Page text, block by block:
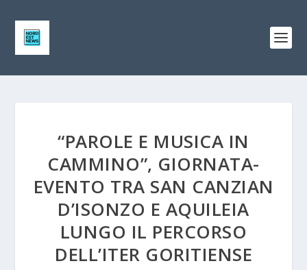
“PAROLE E MUSICA IN
CAMMINO”, GIORNATA-
EVENTO TRA SAN CANZIAN
D’ISONZO E AQUILEIA
LUNGO IL PERCORSO
DELL’ITER GORITIENSE